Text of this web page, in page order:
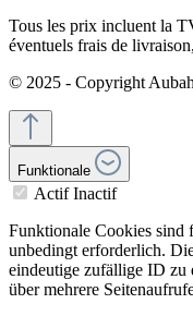
Tous les prix incluent la
éventuels frais de
© 2025 - Copyright
Funktionale
Actif Inactif
Funktionale Cookies sind
unbedingt erforderlich.
eindeutige zufällige ID zu
über mehrere